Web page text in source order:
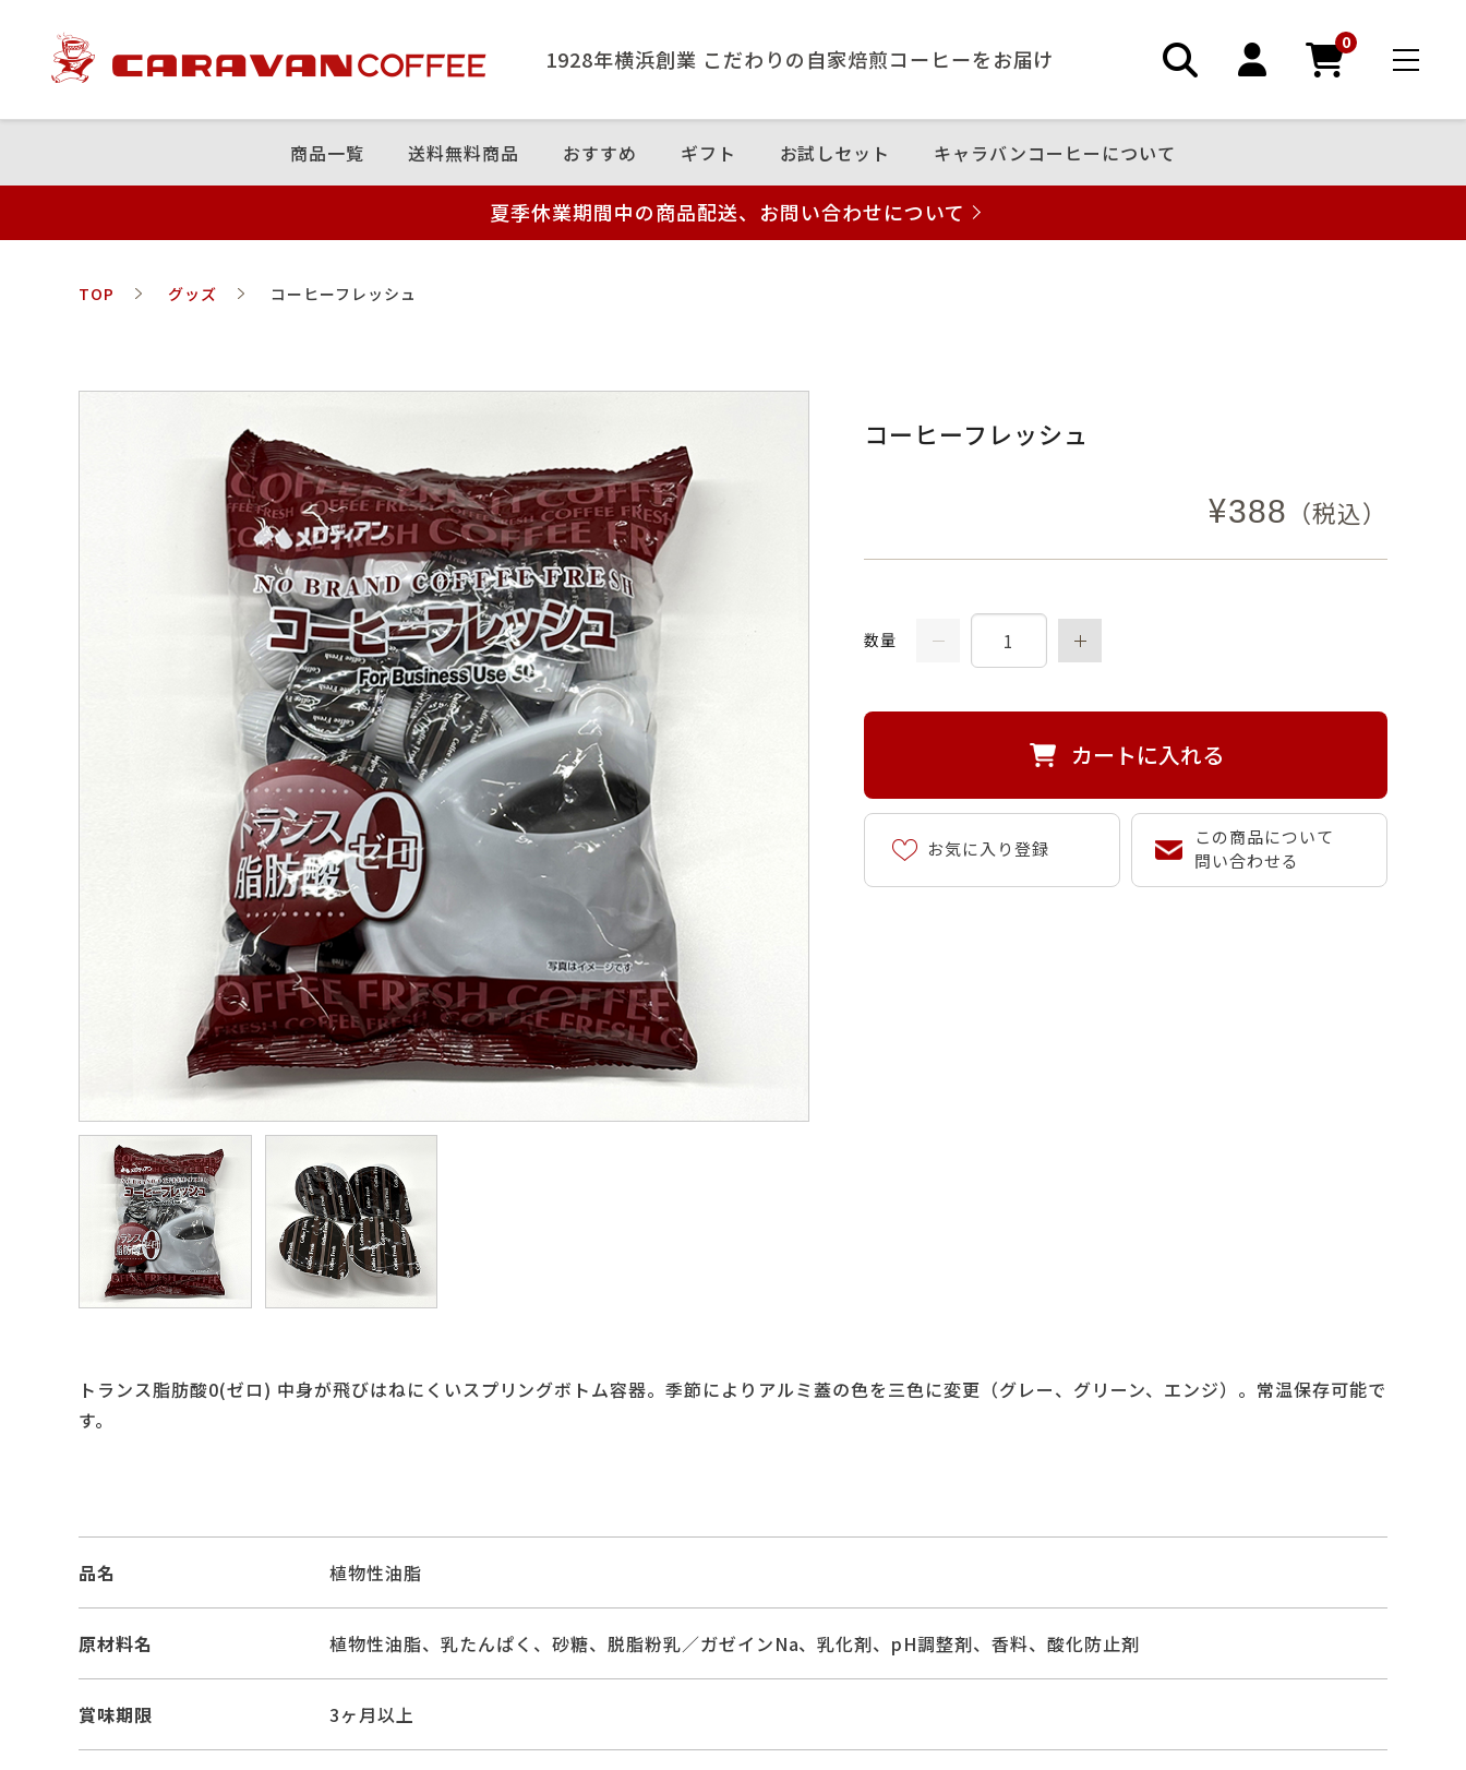
1928年横浜創業 こだわりの⾃家焙煎コーヒーをお届け
0
商品⼀覧 送料無料商品 おすすめ ギフト お試しセット キャラバンコーヒーについて
夏季休業期間中の商品配送、お問い合わせについて
TOP グッズ コーヒーフレッシュ
コーヒーフレッシュ
¥388 （税込）
数量
カートに入れる
お気に入り登録
この商品について
問い合わせる
トランス脂肪酸0(ゼロ) 中身が飛びはねにくいスプリングボトム容器。季節によりアルミ蓋の色を三色に変更（グレー、グリーン、エンジ）。常温保存可能で
す。
品名 植物性油脂
原材料名 植物性油脂、乳たんぱく、砂糖、脱脂粉乳／ガゼインNa、乳化剤、pH調整剤、香料、酸化防止剤
賞味期限 3ヶ月以上